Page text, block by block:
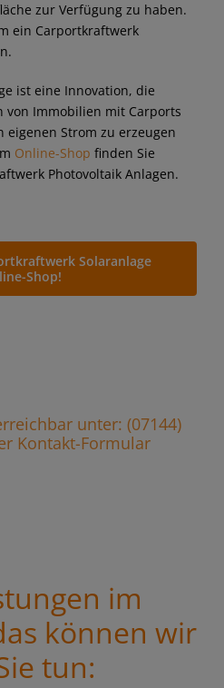
zur Verfügung zu haben.
ein Carportkraftwerk
ist eine Innovation, die
von Immobilien mit Carports
Strom zu erzeugen
Online-Shop finden Sie
Photovoltaik Anlagen.
Solaranlage
Shop!
unter: (07144)
Kontakt-Formular
im
können wir
tun: